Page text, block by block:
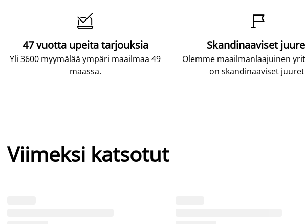

47 vuotta upeita tarjouksia
Yli 3600 myymälää ympäri maailmaa 49
maassa.

Skandinaaviset
Olemme maailmanlaajuinen
on skandinaaviset
Viimeksi katsotut